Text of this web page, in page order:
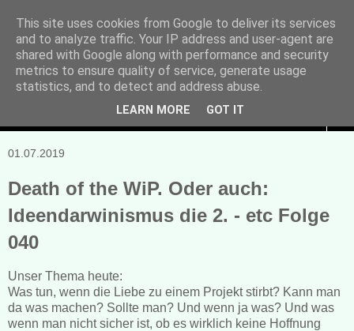
Manuela Sonntag
Bücher, Blogs & mehr
01.07.2019
Death of the WiP. Oder auch:
Ideendarwinismus die 2. - etc Folge
040
Unser Thema heute:
Was tun, wenn die Liebe zu einem Projekt stirbt? Kann man
da was machen? Sollte man? Und wenn ja was? Und was
wenn man nicht sicher ist, ob es wirklich keine Hoffnung
This site uses cookies from Google to deliver its services
and to analyze traffic. Your IP address and user-agent are
shared with Google along with performance and security
metrics to ensure quality of service, generate usage
statistics, and to detect and address abuse.
LEARN MORE GOT IT